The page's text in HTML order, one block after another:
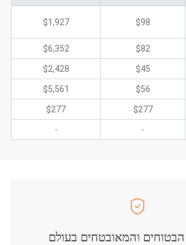
$98
$1,927
$82
$6,352
$45
$2,428
$56
$5,561
$277
$277
-
-
והמאובטחים בעולם